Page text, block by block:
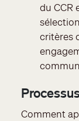
du CCR
critères
Comment